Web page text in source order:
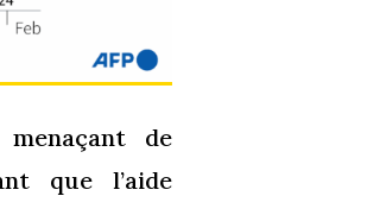
de
que l’aide